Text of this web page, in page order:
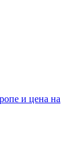
и цена на